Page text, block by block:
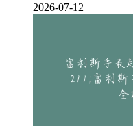
2026-07-12